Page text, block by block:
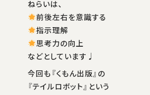
ねらいは、
前後左右を意識する
指示理解
思考力の向上
などとしています♩
今回も『くもん出版』の
『テイルロボット』という